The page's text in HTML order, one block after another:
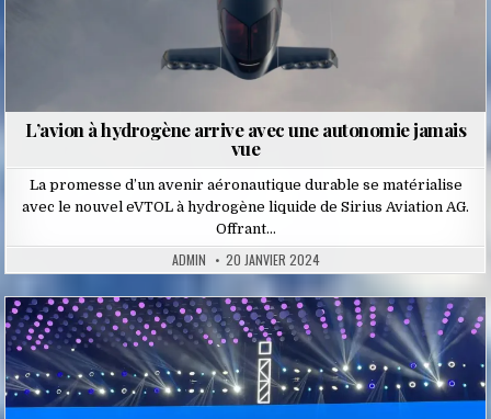
L’avion à hydrogène arrive avec une autonomie jamais
vue
La promesse d’un avenir aéronautique durable se matérialise
avec le nouvel eVTOL à hydrogène liquide de Sirius Aviation AG.
Offrant…
ADMIN 20 JANVIER 2024
Posted
in